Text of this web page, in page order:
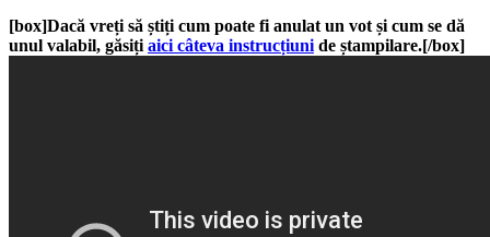
[box]Dacă vreți să știți cum poate fi anulat un vot și cum se dă
unul valabil, găsiți aici câteva instrucțiuni de ștampilare.[/box]